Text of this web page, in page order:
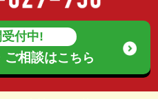
付中!
ご相談はこちら